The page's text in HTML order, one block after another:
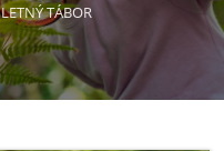
LETNÝ TÁBOR